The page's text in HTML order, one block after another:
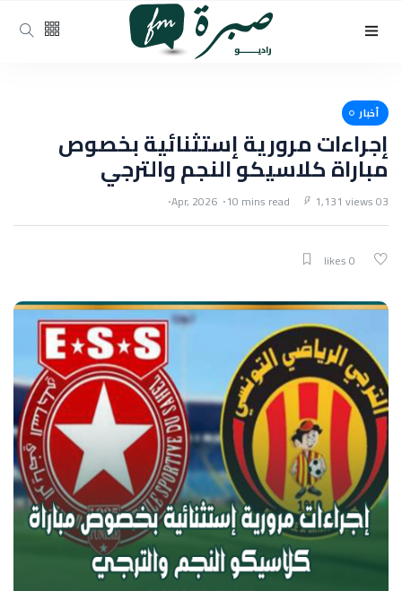
أخبار
إجراءات مرورية إستثنائية بخصوص
مباراة كلاسيكو النجم والترجي
03 Apr, 2026
10 mins read 1,131 views